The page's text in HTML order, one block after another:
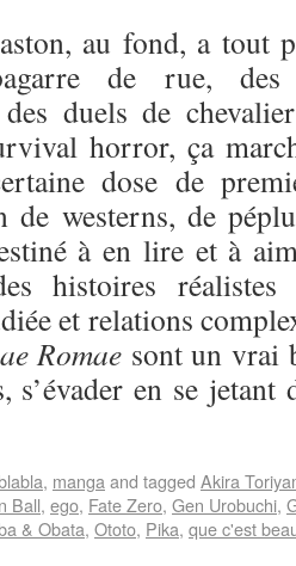
au fond, a tout
de rue, des
des duels de
horror, ça
dose de
de westerns, de
à en lire et à
histoires
et relations
Romae sont un vrai
s’évader en se jetant
, manga and tagged Akira
Ball, ego, Fate Zero, Gen Urobuchi,
& Obata, Ototo, Pika, que c'est